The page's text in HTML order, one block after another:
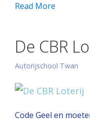
Read More
De CBR
Autorijschool Twan
Code Geel en